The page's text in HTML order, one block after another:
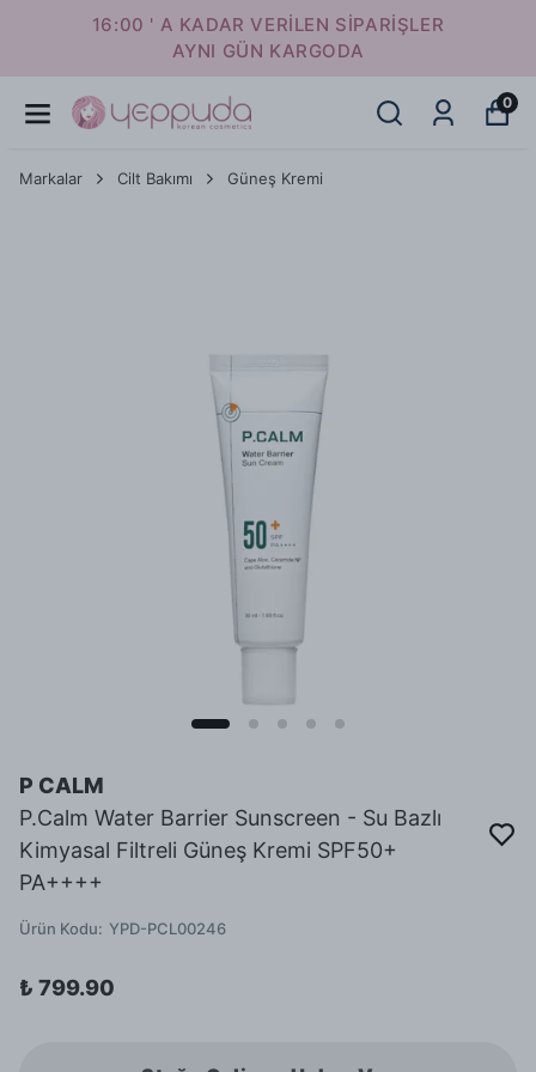
16:00 ' A KADAR VERİLEN SİPARİŞLER
AYNI GÜN KARGODA
0
Markalar Cilt Bakımı Güneş Kremi
P CALM
P.Calm Water Barrier Sunscreen - Su Bazlı
Kimyasal Filtreli Güneş Kremi SPF50+
PA++++
Ürün Kodu: YPD-PCL00246
₺ 799.90